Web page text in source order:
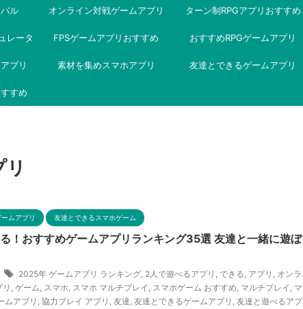
ル オンライン対戦ゲームアプリ ターン制RPGアプリおすすめ
レータ FPSゲームアプリおすすめ おすすめRPGゲームアプリ
プリ 素材を集めスマホアプリ 友達とできるゲームアプリ
すめ
ムアプリ 友達とできるスマホゲーム
！おすすめゲームアプリランキング35選 友達と一緒に遊ぼ
2025年 ゲームアプリ ランキング, 2人で遊べるアプリ , できる, アプリ , オンラ
, ゲーム, スマホ, スマホ マルチプレイ , スマホゲーム おすすめ, マルチプレイ , マ
ムアプリ , 協力プレイ アプリ , 友達, 友達とできるゲームアプリ , 友達と遊べるアプ